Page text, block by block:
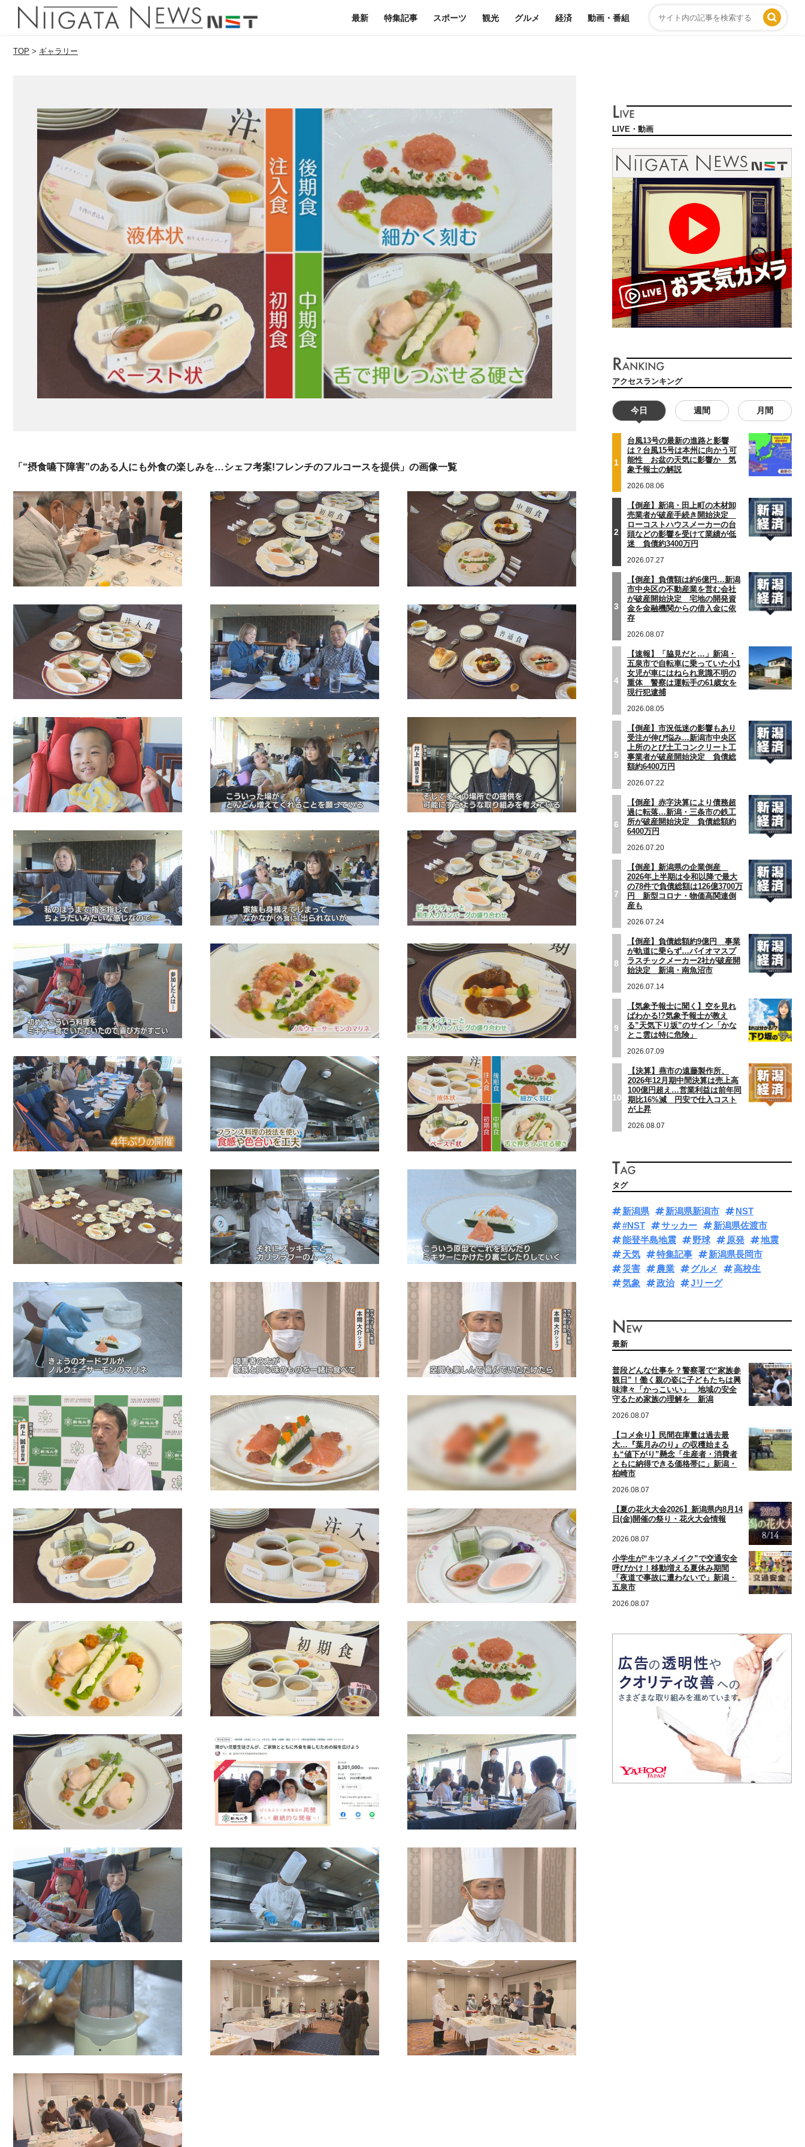
最新 特集記事 スポーツ 観光 グルメ 経済 動画・番組
TOP > ギャラリー
「“摂食嚥下障害”のある人にも外食の楽しみを…シェフ考案!フレンチのフルコースを提供」の画像一覧
LIVE・動画
アクセスランキング
今日 週間 月間
1
台風13号の最新の進路と影響
は？台風15号は本州に向かう可
能性 お盆の天気に影響か 気
象予報士の解説
2026.08.06
2
【倒産】新潟・田上町の木材卸
売業者が破産手続き開始決定
ローコストハウスメーカーの台
頭などの影響を受けて業績が低
迷 負債約3400万円
2026.07.27
3
【倒産】負債額は約6億円…新潟
市中央区の不動産業を営む会社
が破産開始決定 宅地の開発資
金を金融機関からの借入金に依
存
2026.08.07
4
【速報】「脇見だと…」新潟・
五泉市で自転車に乗っていた小1
女児が車にはねられ意識不明の
重体 警察は運転手の61歳女を
現行犯逮捕
2026.08.05
5
【倒産】市況低迷の影響もあり
受注が伸び悩み…新潟市中央区
上所のとび土工コンクリート工
事業者が破産開始決定 負債総
額約6400万円
2026.07.22
6
【倒産】赤字決算により債務超
過に転落…新潟・三条市の鉄工
所が破産開始決定 負債総額約
6400万円
2026.07.20
7
【倒産】新潟県の企業倒産
2026年上半期は令和以降で最大
の78件で負債総額は126億3700万
円 新型コロナ・物価高関連倒
産も
2026.07.24
8
【倒産】負債総額約9億円 事業
が軌道に乗らず…バイオマスプ
ラスチックメーカー2社が破産開
始決定 新潟・南魚沼市
2026.07.14
9
【気象予報士に聞く】空を見れ
ばわかる!?気象予報士が教え
る”天気下り坂”のサイン「かな
とこ雲は特に危険」
2026.07.09
10
【決算】燕市の遠藤製作所、
2026年12月期中間決算は売上高
100億円超え…営業利益は前年同
期比16%減 円安で仕入コスト
が上昇
2026.08.07
タグ
新潟県 新潟県新潟市
NST
#NST
サッカー
新潟県佐渡市
能登半島地震
野球 原発
地震
天気
特集記事
新潟県長岡市
災害
農業 グルメ
高校生
気象
政治 Jリーグ
最新
普段どんな仕事を？警察署で“家族参
観日”！働く親の姿に子どもたちは興
味津々「かっこいい」 地域の安全
守るため家族の理解を 新潟
2026.08.07
【コメ余り】民間在庫量は過去最
大…『葉月みのり』の収穫始まる
も“値下がり”懸念「生産者・消費者
ともに納得できる価格帯に」新潟・
柏崎市
2026.08.07
【夏の花火大会2026】新潟県内8月14
日(金)開催の祭り・花火大会情報
2026.08.07
小学生が“キツネメイク”で交通安全
呼びかけ！移動増える夏休み期間
「夜道で事故に遭わないで」新潟・
五泉市
2026.08.07